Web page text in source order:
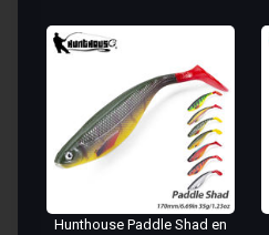
Hunthouse Paddle Shad en